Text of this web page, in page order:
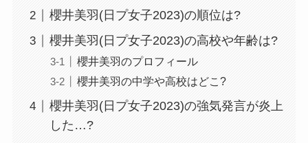
櫻井美羽(日プ女子2023)の順位は?
櫻井美羽(日プ女子2023)の高校や年齢は?
櫻井美羽のプロフィール
櫻井美羽の中学や高校はどこ?
櫻井美羽(日プ女子2023)の強気発言が炎上
した…?